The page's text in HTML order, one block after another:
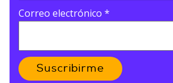
Correo electrónico *
Suscribirme